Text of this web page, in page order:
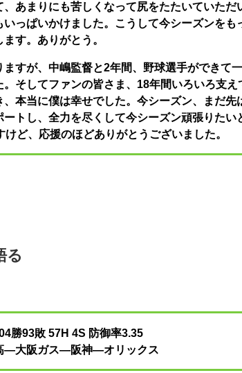
、あまりにも苦しくなって尻をたたいていただ
いっぱいかけました。こうして今シーズンをも
す。ありがとう。
ますが、中嶋監督と2年間、野球選手ができて
。そしてファンの皆さま、18年間いろいろ支
、本当に僕は幸せでした。今シーズン、まだ先
ートし、全力を尽くして今シーズン頑張りたい
けど、応援のほどありがとうございました。
る
勝93敗 57H 4S 防御率3.35
―大阪ガス―阪神―オリックス